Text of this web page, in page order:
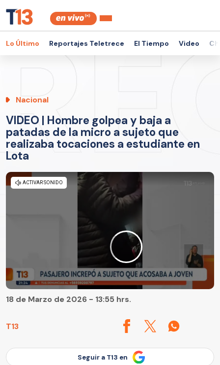
Lo Último Reportajes Teletrece El Tiempo Video
Nacional
VIDEO | Hombre golpea y baja a
patadas de la micro a sujeto que
realizaba tocaciones a estudiante en
Lota
T13
18 de Marzo de 2026 - 13:55 hrs.
Seguir a T13 en